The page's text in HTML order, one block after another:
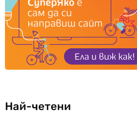
Най-четени